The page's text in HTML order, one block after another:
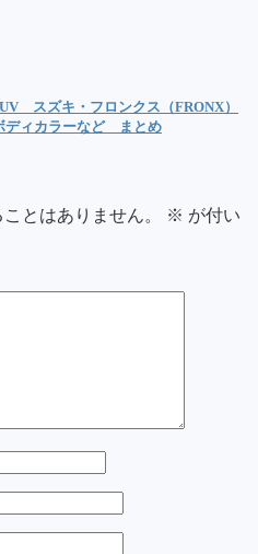
スズキ・フロンクス（FRONX）
ディカラーなど まとめ
とはありません。 ※ が付い